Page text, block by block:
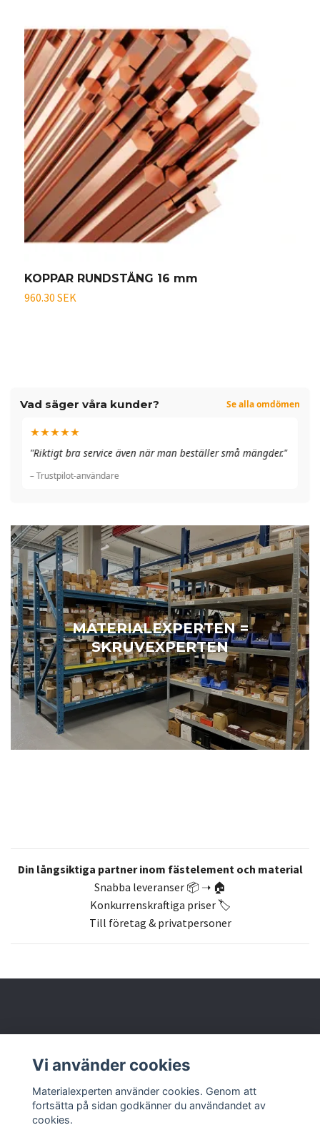
Vad säger våra kunder? Se alla omdömen
★★★★★
"Riktigt bra service även när man beställer små mängder."
– Trustpilot-användare
MATERIALEXPERTEN =
SKRUVEXPERTEN
Din långsiktiga partner inom fästelement och material
Snabba leveranser 📦 ➝ 🏠
Konkurrenskraftiga priser 🏷️
Till företag & privatpersoner
KOPPAR RUNDSTÅNG 16 mm
960.30 SEK
Butik & kontakt
Vi använder cookies
Materialexperten använder cookies. Genom att
fortsätta på sidan godkänner du användandet av
cookies.